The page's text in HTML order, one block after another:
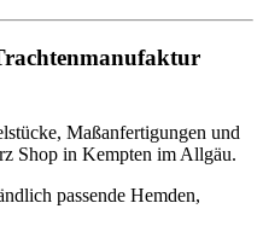
Maßanfertigungen und
Shop in Kempten im Allgäu.
passende Hemden,